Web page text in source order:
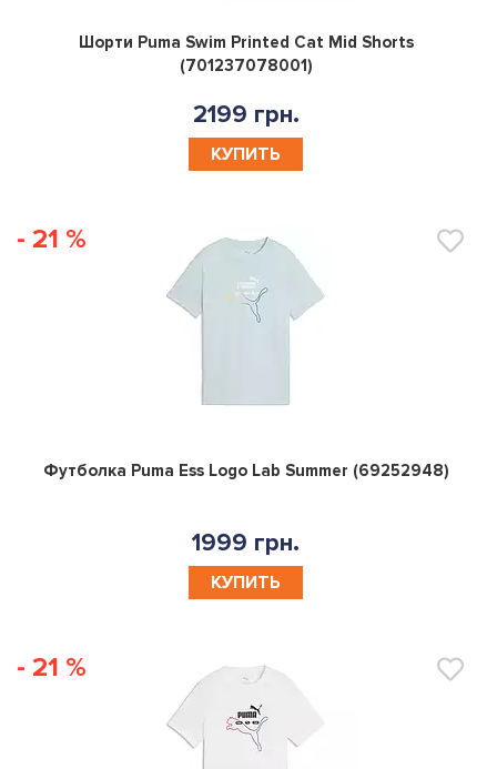
0
Шорти Puma Swim Printed Cat Mid Shorts
(701237078001)
2199 грн.
КУПИТЬ
- 21 %
0
Футболка Puma Ess Logo Lab Summer (69252948)
1999 грн.
КУПИТЬ
- 21 %